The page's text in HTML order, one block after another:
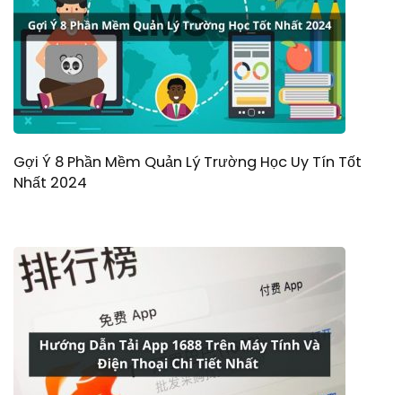
Gợi Ý 8 Phần Mềm Quản Lý Trường Học Uy Tín Tốt
Nhất 2024